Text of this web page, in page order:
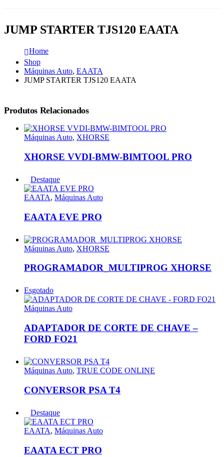
JUMP STARTER TJS120 EAATA
Home
Shop
Máquinas Auto, EAATA
JUMP STARTER TJS120 EAATA
Produtos Relacionados
Máquinas Auto, XHORSE
XHORSE VVDI-BMW-BIMTOOL PRO
Destaque
EAATA, Máquinas Auto
EAATA EVE PRO
Máquinas Auto, XHORSE
PROGRAMADOR_MULTIPROG XHORSE
Esgotado
Máquinas Auto
ADAPTADOR DE CORTE DE CHAVE –
FORD FO21
Máquinas Auto, TRUE CODE ONLINE
CONVERSOR PSA T4
Destaque
EAATA, Máquinas Auto
EAATA ECT PRO